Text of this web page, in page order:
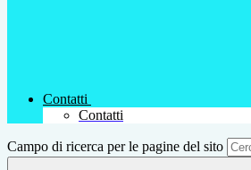
Contatti
Contatti
Campo di ricerca per le pagine del sito